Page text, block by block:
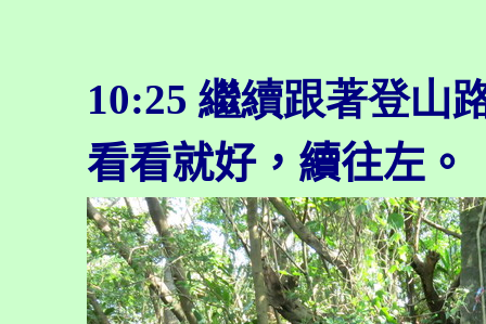
10:25 繼續跟著登山
看看就好，續往左。